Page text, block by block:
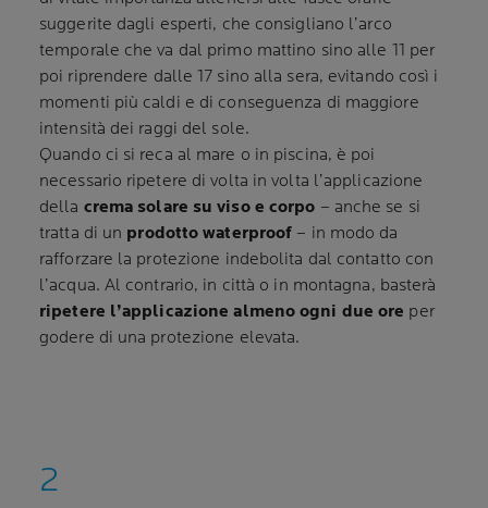
suggerite dagli esperti, che consigliano l’arco
temporale che va dal primo mattino sino alle 11 per
poi riprendere dalle 17 sino alla sera, evitando così i
momenti più caldi e di conseguenza di maggiore
intensità dei raggi del sole.
Quando ci si reca al mare o in piscina, è poi
necessario ripetere di volta in volta l’applicazione
della crema solare su viso e corpo – anche se si
tratta di un prodotto waterproof – in modo da
rafforzare la protezione indebolita dal contatto con
l’acqua. Al contrario, in città o in montagna, basterà
ripetere l’applicazione almeno ogni due ore per
godere di una protezione elevata.